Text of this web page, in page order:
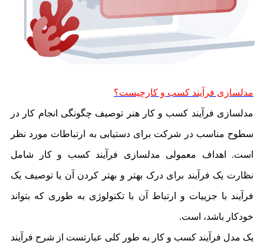
مدلسازی فرآیند کسب و کارچیست؟
مدلسازی فرآیند کسب و کار هنر توصیف چگونگی انجام کار در
سطوح مناسب در شرکت برای دستیابی به ارتباطات مورد نظر
است. اهداف معمولی مدلسازی فرآیند کسب و کار شامل
نظارت یک فرآیند برای درک بهتر و بهتر کردن آن یا توصیف یک
فرآیند با جزییات و ارتباط آن با تکنولوژی به طوری که بتواند
خودکار باشد، است.
یک مدل فرآیند کسب و کار به طور کلی عبارتست از شرح فرآیند